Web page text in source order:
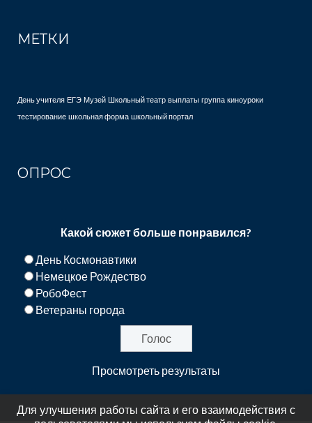
МЕТКИ
День учителя ЕГЭ Музей Школьный театр выплаты группа киноуроки
тестирование школьная форма школьный портал
ОПРОС
Какой сюжет больше понравился?
День Космонавтики
Немецкое Рождество
РобоФест
Ветераны города
Просмотреть результаты
Для улучшения работы сайта и его взаимодействия с